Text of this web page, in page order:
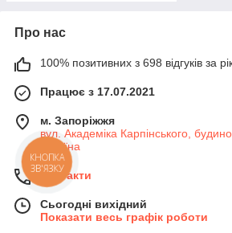
Про нас
100% позитивних з 698 відгуків за
Працює з 17.07.2021
м. Запоріжжя
вул. Академіка Карпінського,
Україна
Контакти
Сьогодні вихідний
Показати весь графік роботи
КНОПКА
ЗВ'ЯЗКУ